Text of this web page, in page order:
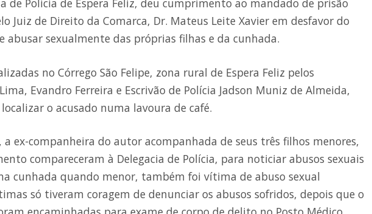
de Polícia de Espera Feliz, deu cumprimento ao mandado de prisão
Juiz de Direito da Comarca, Dr. Mateus Leite Xavier em desfavor do
abusar sexualmente das próprias filhas e da cunhada.
no Córrego São Felipe, zona rural de Espera Feliz pelos
Evandro Ferreira e Escrivão de Polícia Jadson Muniz de Almeida,
o acusado numa lavoura de café.
a ex-companheira do autor acompanhada de seus três filhos menores,
compareceram à Delegacia de Polícia, para noticiar abusos sexuais
cunhada quando menor, também foi vítima de abuso sexual
só tiveram coragem de denunciar os abusos sofridos, depois que o